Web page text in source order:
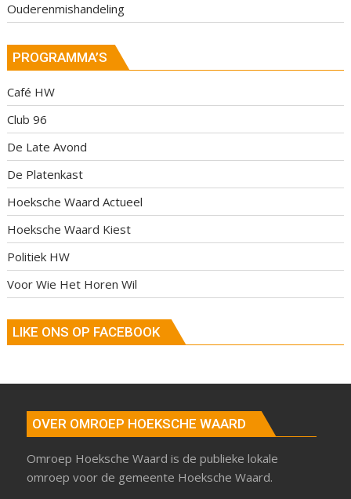
Ouderenmishandeling
PROGRAMMA’S
Café HW
Club 96
De Late Avond
De Platenkast
Hoeksche Waard Actueel
Hoeksche Waard Kiest
Politiek HW
Voor Wie Het Horen Wil
LIKE ONS OP FACEBOOK
OVER OMROEP HOEKSCHE WAARD
Omroep Hoeksche Waard is de publieke lokale
omroep voor de gemeente Hoeksche Waard.